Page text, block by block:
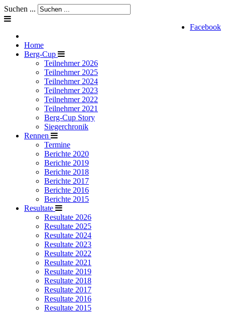
Suchen ...
Facebook
Home
Berg-Cup
Teilnehmer 2026
Teilnehmer 2025
Teilnehmer 2024
Teilnehmer 2023
Teilnehmer 2022
Teilnehmer 2021
Berg-Cup Story
Siegerchronik
Rennen
Termine
Berichte 2020
Berichte 2019
Berichte 2018
Berichte 2017
Berichte 2016
Berichte 2015
Resultate
Resultate 2026
Resultate 2025
Resultate 2024
Resultate 2023
Resultate 2022
Resultate 2021
Resultate 2019
Resultate 2018
Resultate 2017
Resultate 2016
Resultate 2015